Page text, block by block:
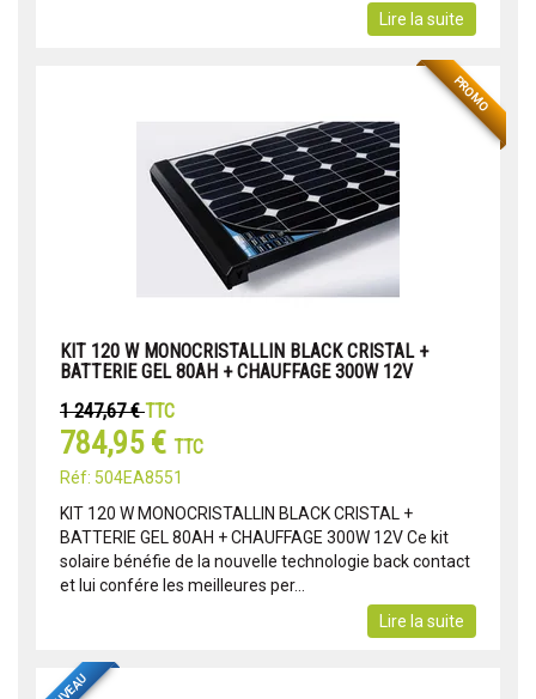
Lire la suite
PROMO
KIT 120 W MONOCRISTALLIN BLACK CRISTAL +
BATTERIE GEL 80AH + CHAUFFAGE 300W 12V
1 247,67 €TTC
784,95 € TTC
Réf: 504EA8551
KIT 120 W MONOCRISTALLIN BLACK CRISTAL +
BATTERIE GEL 80AH + CHAUFFAGE 300W 12V Ce kit
solaire bénéfie de la nouvelle technologie back contact
et lui confére les meilleures per...
Lire la suite